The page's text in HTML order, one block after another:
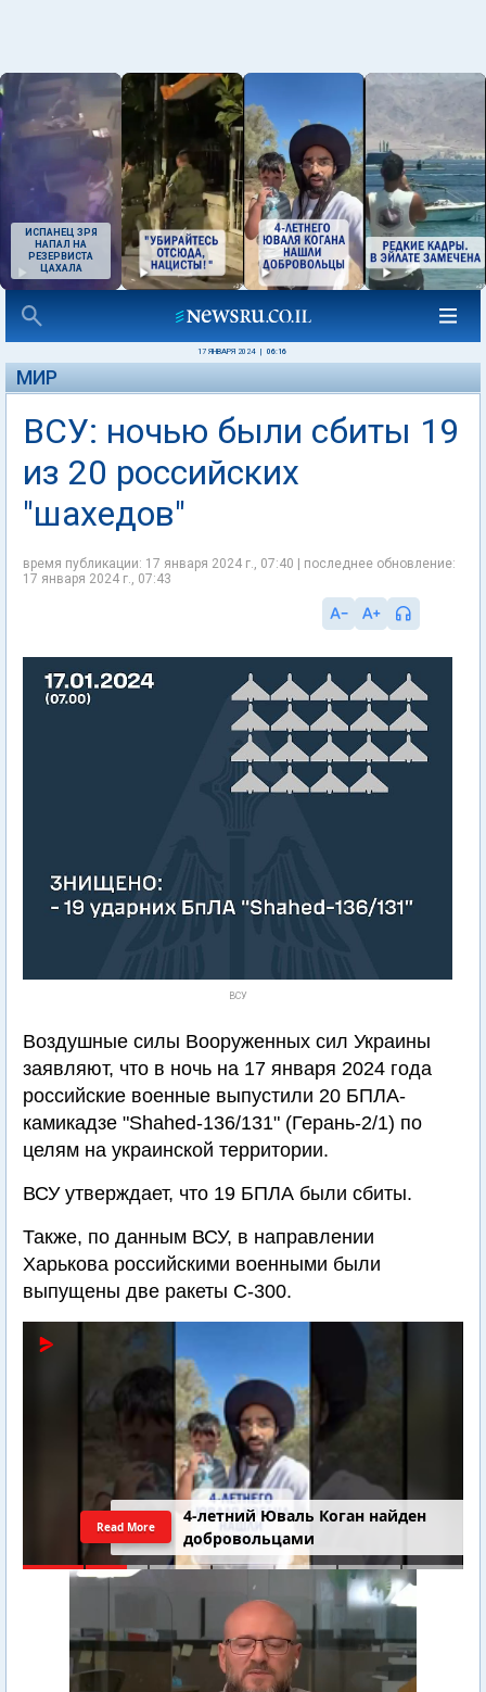
ИСПАНЕЦ ЗРЯ
НАПАЛ НА
РЕЗЕРВИСТА
ЦАХАЛА
17 ЯНВАРЯ 2024 06:16
МИР
ВСУ: ночью были сбиты 19
из 20 российских
"шахедов"
время публикации: 17 января 2024 г., 07:40 | последнее обновление:
17 января 2024 г., 07:43
ВСУ
Воздушные силы Вооруженных сил Украины
заявляют, что в ночь на 17 января 2024 года
российские военные выпустили 20 БПЛА-
камикадзе "Shahed-136/131" (Герань-2/1) по
целям на украинской территории.
ВСУ утверждает, что 19 БПЛА были сбиты.
Также, по данным ВСУ, в направлении
Харькова российскими военными были
выпущены две ракеты С-300.
4-летний Юваль Коган найден
добровольцами
Read More